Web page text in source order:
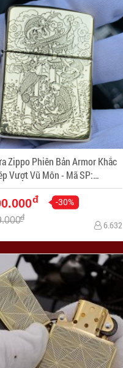
Zippo Phiên Bản Armor Khắc
Vũ Môn - Mã SP:
169
đ -30%
đ
6.632